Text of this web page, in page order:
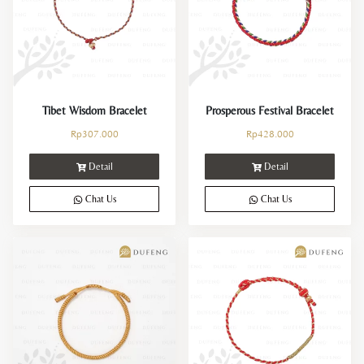
Crystals Collection
Decor Collection
Tibet Collection
Lucky Coins Collection
Tibet Wisdom Bracelet
Rp307.000
Detail
Chat Us
Prosperous Festival Bracelet
Rp428.000
Detail
Chat Us